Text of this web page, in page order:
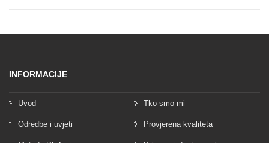
INFORMACIJE
Uvod Tko smo mi
Odredbe i uvjeti Provjerena kvaliteta